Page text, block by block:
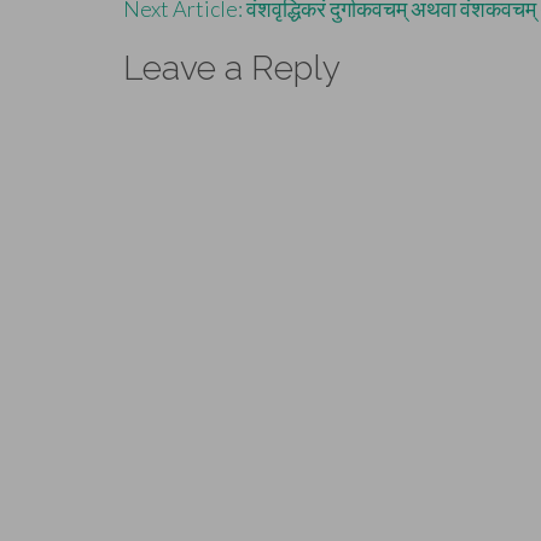
navigation
Next Article: वंशवृद्धिकरं दुर्गाकवचम् अथवा
Leave a Reply